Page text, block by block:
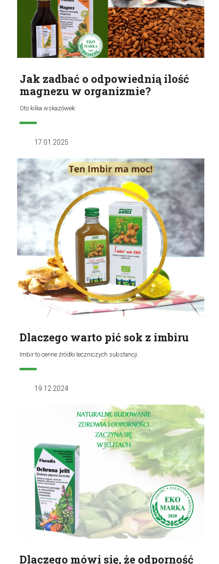
Jak zadbać o odpowiednią ilość
magnezu w organizmie?
Oto kilka wskazówek:
17.01.2025
Dlaczego warto pić sok z imbiru
Imbir to cenne źródło leczniczych substancji.
19.12.2024
Dlaczego mówi się, że odporność